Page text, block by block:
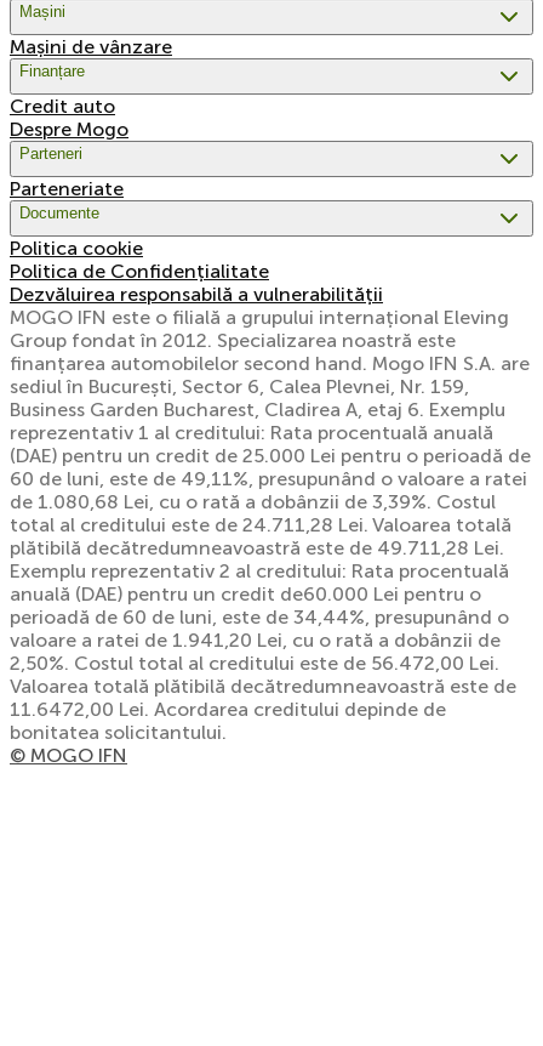
Mașini
Mașini de vânzare
Finanțare
Credit auto
Despre Mogo
Parteneri
Parteneriate
Documente
Politica cookie
Politica de Confidențialitate
Dezvăluirea responsabilă a vulnerabilității
MOGO IFN este o filială a grupului internațional Eleving
Group fondat în 2012. Specializarea noastră este
finanțarea automobilelor second hand. Mogo IFN S.A. are
sediul în București, Sector 6, Calea Plevnei, Nr. 159,
Business Garden Bucharest, Cladirea A, etaj 6. Exemplu
reprezentativ 1 al creditului: Rata procentuală anuală
(DAE) pentru un credit de 25.000 Lei pentru o perioadă de
60 de luni, este de 49,11%, presupunând o valoare a ratei
de 1.080,68 Lei, cu o rată a dobânzii de 3,39%. Costul
total al creditului este de 24.711,28 Lei. Valoarea totală
plătibilă decătredumneavoastră este de 49.711,28 Lei.
Exemplu reprezentativ 2 al creditului: Rata procentuală
anuală (DAE) pentru un credit de60.000 Lei pentru o
perioadă de 60 de luni, este de 34,44%, presupunând o
valoare a ratei de 1.941,20 Lei, cu o rată a dobânzii de
2,50%. Costul total al creditului este de 56.472,00 Lei.
Valoarea totală plătibilă decătredumneavoastră este de
11.6472,00 Lei. Acordarea creditului depinde de
bonitatea solicitantului.
© MOGO IFN